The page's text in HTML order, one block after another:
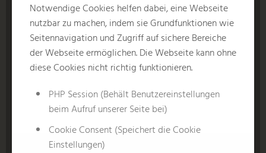
Notwendige Cookies helfen dabei, eine Webseite
nutzbar zu machen, indem sie Grundfunktionen wie
Seitennavigation und Zugriff auf sichere Bereiche
der Webseite ermöglichen. Die Webseite kann ohne
diese Cookies nicht richtig funktionieren.
PHP Session (Behält Benutzereinstellungen
beim Aufruf unserer Seite bei)
Cookie Consent (Speichert die Cookie
Einstellungen)